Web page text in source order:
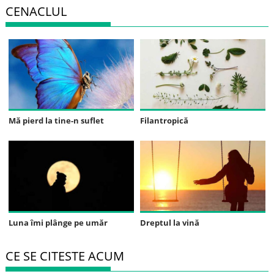
CENACLUL
Mă pierd la tine-n suflet Filantropică
Luna îmi plânge pe umăr Dreptul la vină
CE SE CITESTE ACUM